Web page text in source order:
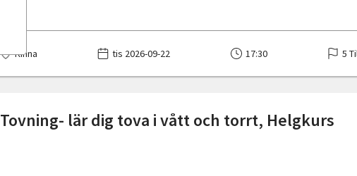
Kinna tis 2026-09-22 17:30 5
Tovning- lär dig tova i vått och torrt, Helgkurs